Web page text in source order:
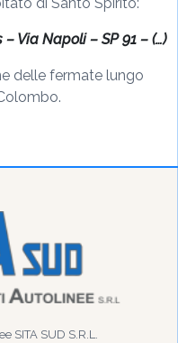
Via Napoli – SP 91 – (…)
delle fermate lungo
SITA SUD S.R.L.